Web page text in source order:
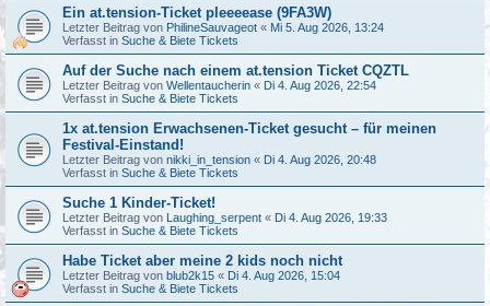
Ein at.tension-Ticket pleeeease (9FA3W)
Letzter Beitrag von PhilineSauvageot « Mi 5. Aug 2026, 13:24
Verfasst in Suche & Biete Tickets
Auf der Suche nach einem at.tension Ticket CQZTL
Letzter Beitrag von Wellentaucherin « Di 4. Aug 2026, 22:54
Verfasst in Suche & Biete Tickets
1x at.tension Erwachsenen-Ticket gesucht – für meinen
Festival-Einstand!
Letzter Beitrag von nikki_in_tension « Di 4. Aug 2026, 20:48
Verfasst in Suche & Biete Tickets
Suche 1 Kinder-Ticket!
Letzter Beitrag von Laughing_serpent « Di 4. Aug 2026, 19:33
Verfasst in Suche & Biete Tickets
Habe Ticket aber meine 2 kids noch nicht
Letzter Beitrag von blub2k15 « Di 4. Aug 2026, 15:04
Verfasst in Suche & Biete Tickets